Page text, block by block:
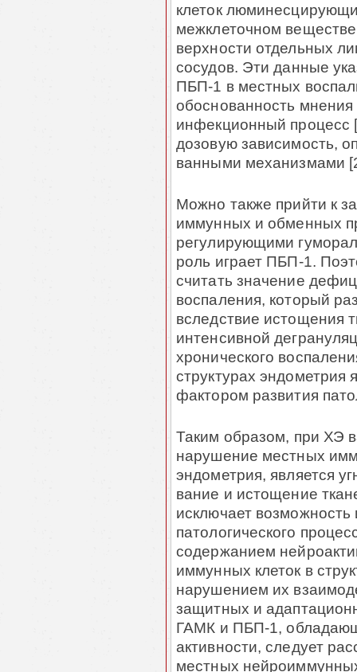
клеток
межклеточном
верх­ности отдельных
сосудов. Эти данные
ПБП-1 в местных
обоснованность мнения
инфекционный процесс
дозовую зависи­мость,
ван­ными механизмами
Можно также прийти к
иммунных и обменных
регулирующими
роль играет ПБП-1.
считать значение
воспаления, который
вследствие ис­тощения
интенсивной
хронического
структурах эндо­мет­рия
фактором развития
Таким образом, при
нарушение местных
эндометрия, является
вание и истощение
исключает
патологи­чес­кого
содержанием
иммунных клеток в
нару­ше­нием их
защитных и
ГАМК и ПБП-1,
активности, следует
местных